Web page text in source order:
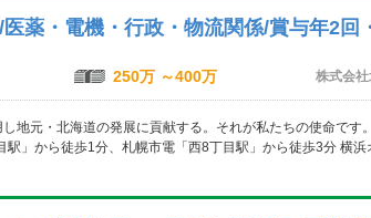
医薬・電機・行政・物流関係/賞与年2
250万 ～400万 株式会
し地元・北海道の発展に貢献する。それが私たちの使命で
駅」から徒歩1分、札幌市電「西8丁目駅」から徒歩3分 横